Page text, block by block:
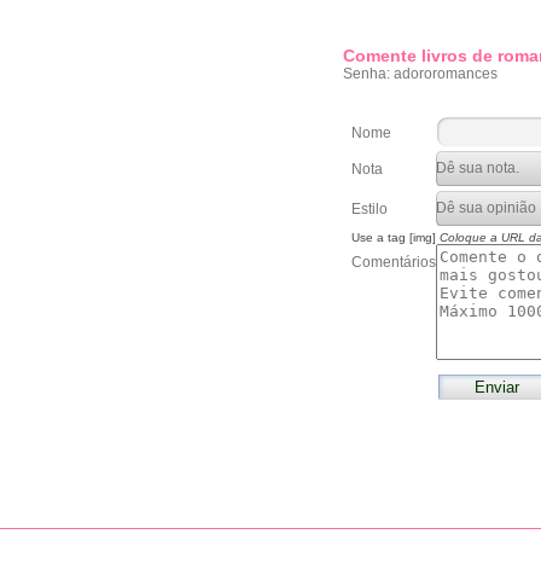
Comente livros de
Senha: adororomances
Nome
Nota
Estilo
Use a tag [img] Coloque a URL
Comentários